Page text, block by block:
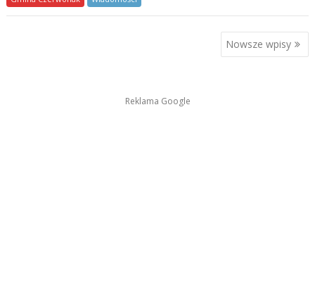
Nowsze wpisy
Reklama Google